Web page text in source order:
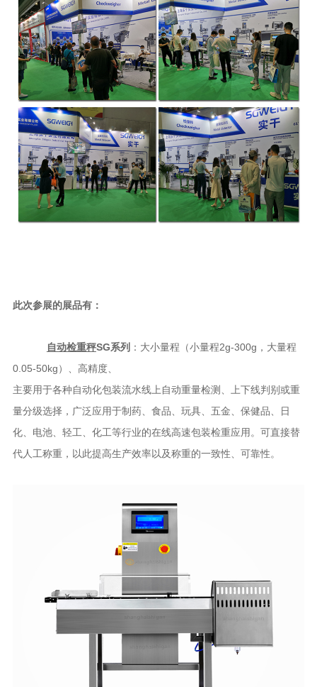
此次参展的展品有：
自动检重秤SG系列 ：大小量程（小量程2g-300g，大量程
0.05-50kg）、高精度、
主要用于各种自动化包装流水线上自动重量检测、上下线判别或重
量分级选择，广泛应用于制药、食品、玩具、五金、保健品、日
化、电池、轻工、化工等行业的在线高速包装检重应用。可直接替
代人工称重，以此提高生产效率以及称重的一致性、可靠性。